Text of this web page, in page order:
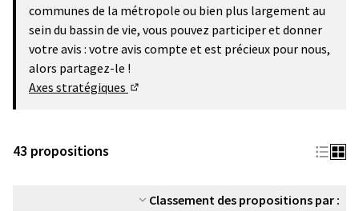
communes de la métropole ou bien plus largement au
sein du bassin de vie, vous pouvez participer et donner
votre avis : votre avis compte et est précieux pour nous,
alors partagez-le !
Axes stratégiques
43 propositions
Classement des propositions par :